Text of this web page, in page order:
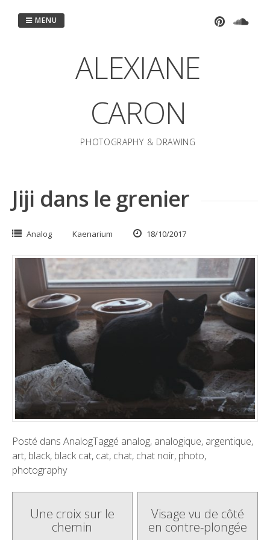
ALEXIANE
CARON
PHOTOGRAPHY & DRAWING
MENU
Jiji dans le grenier
Analog Kaenarium 18/10/2017
Posté dans AnalogTaggé analog, analogique, argentique,
art, black, black cat, cat, chat, chat noir, photo,
photography
Poste
navigation
Une croix sur le
chemin
Visage vu de côté
en contre-plongée